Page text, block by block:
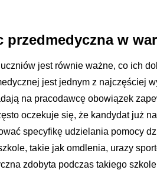
przedmedyczna w
jest równie ważne, co ich
jest jednym z najczęściej
na pracodawcę obowiązek
oczekuje się, że kandydat już
specyfikę udzielania pomocy
takie jak omdlenia, urazy
zdobyta podczas takiego